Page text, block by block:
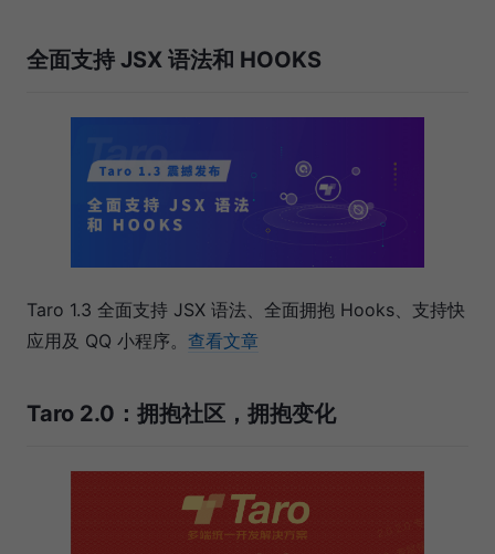
全面支持 JSX 语法和 HOOKS
Taro 1.3 全面支持 JSX 语法、全面拥抱 Hooks、支持快
应用及 QQ 小程序。 查看文章
Taro 2.0：拥抱社区，拥抱变化